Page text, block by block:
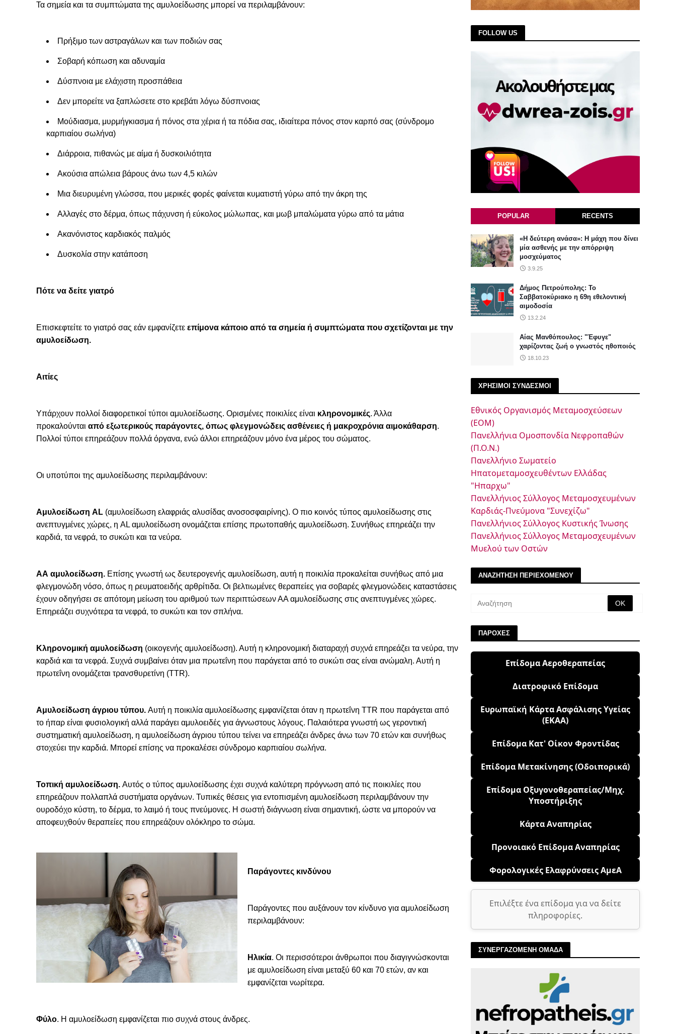
Τα σημεία και τα συμπτώματα της αμυλοείδωσης μπορεί να περιλαμβάνουν:
Πρήξιμο των αστραγάλων και των ποδιών σας
Σοβαρή κόπωση και αδυναμία
Δύσπνοια με ελάχιστη προσπάθεια
Δεν μπορείτε να ξαπλώσετε στο κρεβάτι λόγω δύσπνοιας
Μούδιασμα, μυρμήγκιασμα ή πόνος στα χέρια ή τα πόδια σας, ιδιαίτερα πόνος στον καρπό σας (σύνδρομο
καρπιαίου σωλήνα)
Διάρροια, πιθανώς με αίμα ή δυσκοιλιότητα
Ακούσια απώλεια βάρους άνω των 4,5 κιλών
Μια διευρυμένη γλώσσα, που μερικές φορές φαίνεται κυματιστή γύρω από την άκρη της
Αλλαγές στο δέρμα, όπως πάχυνση ή εύκολος μώλωπας, και μωβ μπαλώματα γύρω από τα μάτια
Ακανόνιστος καρδιακός παλμός
Δυσκολία στην κατάποση
Πότε να δείτε γιατρό
Επισκεφτείτε το γιατρό σας εάν εμφανίζετε επίμονα κάποιο από τα σημεία ή συμπτώματα που σχετίζονται με την
αμυλοείδωση.
Αιτίες
Υπάρχουν πολλοί διαφορετικοί τύποι αμυλοείδωσης. Ορισμένες ποικιλίες είναι κληρονομικές. Άλλα
προκαλούνται από εξωτερικούς παράγοντες, όπως φλεγμονώδεις ασθένειες ή μακροχρόνια αιμοκάθαρση.
Πολλοί τύποι επηρεάζουν πολλά όργανα, ενώ άλλοι επηρεάζουν μόνο ένα μέρος του σώματος.
Οι υποτύποι της αμυλοείδωσης περιλαμβάνουν:
Αμυλοείδωση AL (αμυλοείδωση ελαφριάς αλυσίδας ανοσοσφαιρίνης). Ο πιο κοινός τύπος αμυλοείδωσης στις
ανεπτυγμένες χώρες, η AL αμυλοείδωση ονομάζεται επίσης πρωτοπαθής αμυλοείδωση. Συνήθως επηρεάζει την
καρδιά, τα νεφρά, το συκώτι και τα νεύρα.
ΑΑ αμυλοείδωση. Επίσης γνωστή ως δευτερογενής αμυλοείδωση, αυτή η ποικιλία προκαλείται συνήθως από μια
φλεγμονώδη νόσο, όπως η ρευματοειδής αρθρίτιδα. Οι βελτιωμένες θεραπείες για σοβαρές φλεγμονώδεις καταστάσεις
έχουν οδηγήσει σε απότομη μείωση του αριθμού των περιπτώσεων ΑΑ αμυλοείδωσης στις ανεπτυγμένες χώρες.
Επηρεάζει συχνότερα τα νεφρά, το συκώτι και τον σπλήνα.
Κληρονομική αμυλοείδωση (οικογενής αμυλοείδωση). Αυτή η κληρονομική διαταραχή συχνά επηρεάζει τα νεύρα, την
καρδιά και τα νεφρά. Συχνά συμβαίνει όταν μια πρωτεΐνη που παράγεται από το συκώτι σας είναι ανώμαλη. Αυτή η
πρωτεΐνη ονομάζεται τρανσθυρετίνη (TTR).
Αμυλοείδωση άγριου τύπου. Αυτή η ποικιλία αμυλοείδωσης εμφανίζεται όταν η πρωτεΐνη TTR που παράγεται από
το ήπαρ είναι φυσιολογική αλλά παράγει αμυλοειδές για άγνωστους λόγους. Παλαιότερα γνωστή ως γεροντική
συστηματική αμυλοείδωση, η αμυλοείδωση άγριου τύπου τείνει να επηρεάζει άνδρες άνω των 70 ετών και συνήθως
στοχεύει την καρδιά. Μπορεί επίσης να προκαλέσει σύνδρομο καρπιαίου σωλήνα.
Τοπική αμυλοείδωση. Αυτός ο τύπος αμυλοείδωσης έχει συχνά καλύτερη πρόγνωση από τις ποικιλίες που
επηρεάζουν πολλαπλά συστήματα οργάνων. Τυπικές θέσεις για εντοπισμένη αμυλοείδωση περιλαμβάνουν την
ουροδόχο κύστη, το δέρμα, το λαιμό ή τους πνεύμονες. Η σωστή διάγνωση είναι σημαντική, ώστε να μπορούν να
αποφευχθούν θεραπείες που επηρεάζουν ολόκληρο το σώμα.
Παράγοντες κινδύνου
Παράγοντες που αυξάνουν τον κίνδυνο για αμυλοείδωση
περιλαμβάνουν:
Ηλικία. Οι περισσότεροι άνθρωποι που διαγιγνώσκονται
με αμυλοείδωση είναι μεταξύ 60 και 70 ετών, αν και
εμφανίζεται νωρίτερα.
Φύλο. Η αμυλοείδωση εμφανίζεται πιο συχνά στους άνδρες.
FOLLOW US
POPULAR RECENTS
«Η δεύτερη ανάσα»: Η μάχη που δίνει
μία ασθενής με την απόρριψη
μοσχεύματος
3.9.25
Δήμος Πετρούπολης: Το
Σαββατοκύριακο η 69η εθελοντική
αιμοδοσία
13.2.24
Αίας Μανθόπουλος: "Έφυγε"
χαρίζοντας ζωή ο γνωστός ηθοποιός
18.10.23
ΧΡΗΣΙΜΟΙ ΣΥΝΔΕΣΜΟΙ
Εθνικός Οργανισμός Μεταμοσχεύσεων
(ΕΟΜ)
Πανελλήνια Ομοσπονδία Νεφροπαθών
(Π.Ο.Ν.)
Πανελλήνιο Σωματείο
Ηπατομεταμοσχευθέντων Ελλάδας
"Ηπαρχω"
Πανελλήνιος Σύλλογος Μεταμοσχευμένων
Καρδιάς-Πνεύμονα "Συνεχίζω"
Πανελλήνιος Σύλλογος Κυστικής Ίνωσης
Πανελλήνιος Σύλλογος Μεταμοσχευμένων
Μυελού των Οστών
ΑΝΑΖΗΤΗΣΗ ΠΕΡΙΕΧΟΜΕΝΟΥ
ΠΑΡΟΧΕΣ
Επίδομα Αεροθεραπείας
Διατροφικό Επίδομα
Ευρωπαϊκή Κάρτα Ασφάλισης Υγείας
(ΕΚΑΑ)
Επίδομα Κατ' Οίκον Φροντίδας
Επίδομα Μετακίνησης (Οδοιπορικά)
Επίδομα Οξυγονοθεραπείας/Μηχ.
Υποστήριξης
Κάρτα Αναπηρίας
Προνοιακό Επίδομα Αναπηρίας
Φορολογικές Ελαφρύνσεις ΑμεΑ
Επιλέξτε ένα επίδομα για να δείτε
πληροφορίες.
ΣΥΝΕΡΓΑΖΟΜΕΝΗ ΟΜΑΔΑ